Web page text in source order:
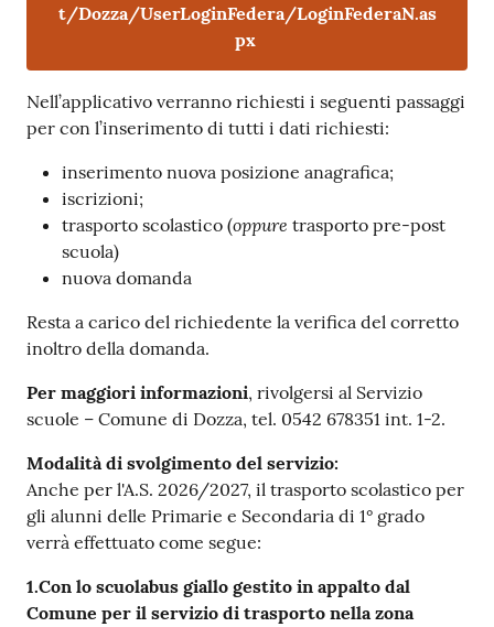
t/Dozza/UserLoginFedera/LoginFederaN.as
px
Nell’applicativo verranno richiesti i seguenti passaggi
per con l’inserimento di tutti i dati richiesti:
inserimento nuova posizione anagrafica;
iscrizioni;
trasporto scolastico (oppure trasporto pre-post
scuola)
nuova domanda
Resta a carico del richiedente la verifica del corretto
inoltro della domanda.
Per maggiori informazioni, rivolgersi al Servizio
scuole – Comune di Dozza, tel. 0542 678351 int. 1-2.
Modalità di svolgimento del servizio:
Anche per l'A.S. 2026/2027, il trasporto scolastico per
gli alunni delle Primarie e Secondaria di 1° grado
verrà effettuato come segue:
1.Con lo scuolabus giallo gestito in appalto dal
Comune per il servizio di trasporto nella zona